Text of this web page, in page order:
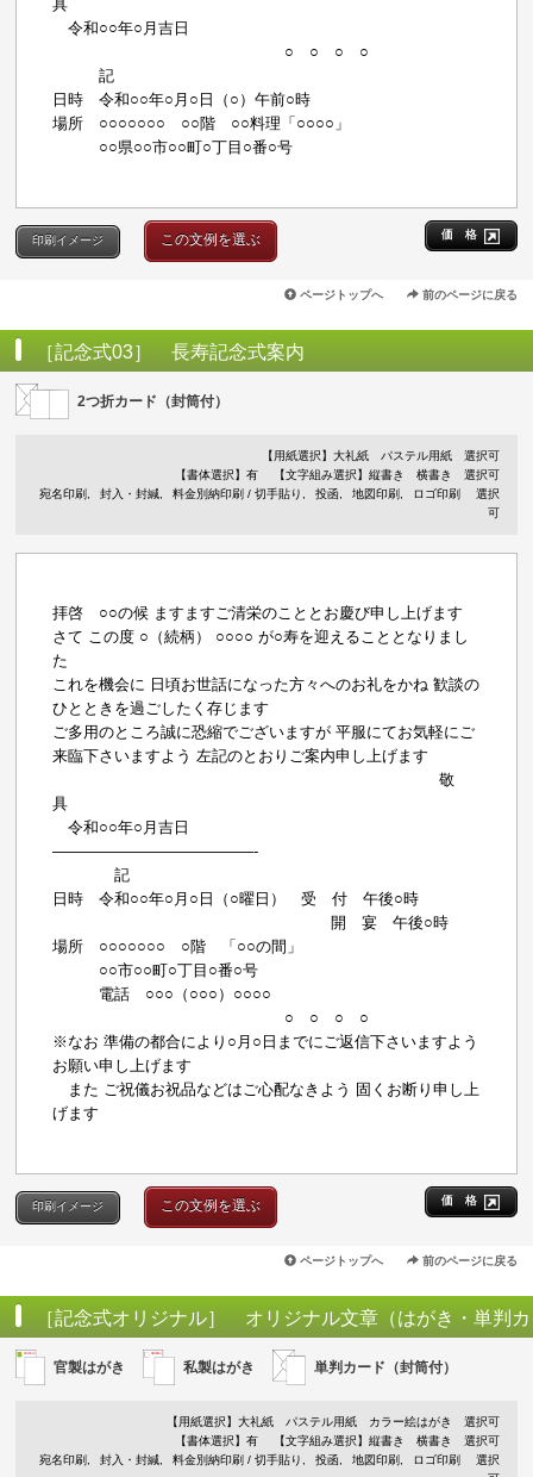
具
令和○○年○月吉日
○ ○ ○ ○
記
日時 令和○○年○月○日（○）午前○時
場所 ○○○○○○○ ○○階 ○○料理「○○○○」
○○県○○市○○町○丁目○番○号
価 格
印刷イメージ この文例を選ぶ
ページトップへ 前のページに戻る
［記念式03］ 長寿記念式案内
2つ折カード（封筒付）
【用紙選択】 大礼紙 パステル用紙選択可
【書体選択】有
【文字組み選択】縦書き 横書き 選択可
宛名印刷
封入・封緘 料金別納印刷 / 切手貼り 投函 地図印刷 ロゴ印刷
選択
可
拝啓 ○○の候 ますますご清栄のこととお慶び申し上げます
さて この度 ○（続柄） ○○○○ が○寿を迎えることとなりまし
た
これを機会に 日頃お世話になった方々へのお礼をかね 歓談の
ひとときを過ごしたく存じます
ご多用のところ誠に恐縮でございますが 平服にてお気軽にご
来臨下さいますよう 左記のとおりご案内申し上げます
敬
具
令和○○年○月吉日
—————————————-
記
日時 令和○○年○月○日（○曜日） 受 付 午後○時
開 宴 午後○時
場所 ○○○○○○○ ○階 「○○の間」
○○市○○町○丁目○番○号
電話 ○○○（○○○）○○○○
○ ○ ○ ○
※なお 準備の都合により○月○日までにご返信下さいますよう
お願い申し上げます
また ご祝儀お祝品などはご心配なきよう 固くお断り申し上
げます
価 格
印刷イメージ この文例を選ぶ
ページトップへ 前のページに戻る
［記念式オリジナル］ オリジナル文章（はがき・単判カ
ード）
官製はがき 私製はがき 単判カード（封筒付）
【用紙選択】 大礼紙 パステル用紙 カラー絵はがき
選択可
【書体選択】有
【文字組み選択】縦書き 横書き 選択可
宛名印刷
封入・封緘 料金別納印刷 / 切手貼り 投函 地図印刷 ロゴ印刷
選択